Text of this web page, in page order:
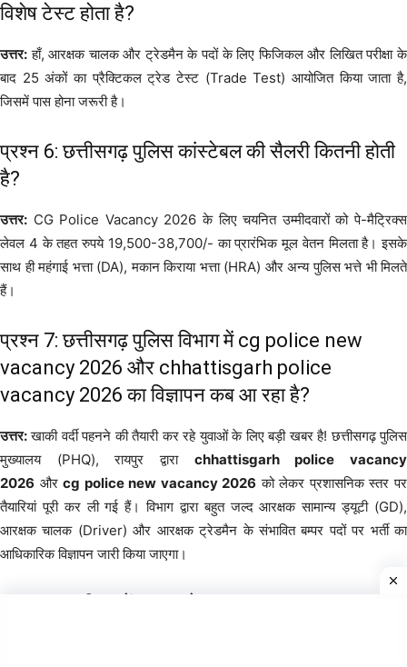
विशेष टेस्ट होता है?
उत्तर: हाँ, आरक्षक चालक और ट्रेडमैन के पदों के लिए फिजिकल और लिखित परीक्षा के
बाद 25 अंकों का प्रैक्टिकल ट्रेड टेस्ट (Trade Test) आयोजित किया जाता है,
जिसमें पास होना जरूरी है।
प्रश्न 6: छत्तीसगढ़ पुलिस कांस्टेबल की सैलरी कितनी होती
है?
उत्तर: CG Police Vacancy 2026 के लिए चयनित उम्मीदवारों को पे-मैट्रिक्स
लेवल 4 के तहत रुपये 19,500-38,700/- का प्रारंभिक मूल वेतन मिलता है। इसके
साथ ही महंगाई भत्ता (DA), मकान किराया भत्ता (HRA) और अन्य पुलिस भत्ते भी मिलते
हैं।
प्रश्न 7: छत्तीसगढ़ पुलिस विभाग में cg police new
vacancy 2026 और chhattisgarh police
vacancy 2026 का विज्ञापन कब आ रहा है?
उत्तर:खाकी वर्दी पहनने की तैयारी कर रहे युवाओं के लिए बड़ी खबर है! छत्तीसगढ़ पुलिस
मुख्यालय (PHQ), रायपुर द्वारा chhattisgarh police vacancy
2026 औरcg police new vacancy 2026 को लेकर प्रशासनिक स्तर पर
तैयारियां पूरी कर ली गई हैं। विभाग द्वारा बहुत जल्द आरक्षक सामान्य ड्यूटी (GD),
आरक्षक चालक (Driver) और आरक्षक ट्रेडमैन के संभावित बम्पर पदों पर भर्ती का
आधिकारिक विज्ञापन जारी किया जाएगा।